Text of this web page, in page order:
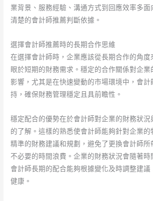
業背景、服務經驗、溝通方式到回應效率多面
清楚的會計師推薦判斷依據。
選擇會計師推薦時的長期合作思維
在選擇會計師時，企業應該從長期合作的角度
眼於短期的財務需求。穩定的合作關係對企業
影響，尤其是在快速變動的市場環境中，會計
持，確保財務管理穩定且具前瞻性。
穩定配合的優勢在於會計師對企業的財務狀況
的了解。這樣的熟悉使會計師能夠針對企業的
精準的財務建議和規劃，避免了更換會計師所
不必要的時間浪費。企業的財務狀況會隨著時
會計師長期的配合能夠根據變化及時調整建議
健康。